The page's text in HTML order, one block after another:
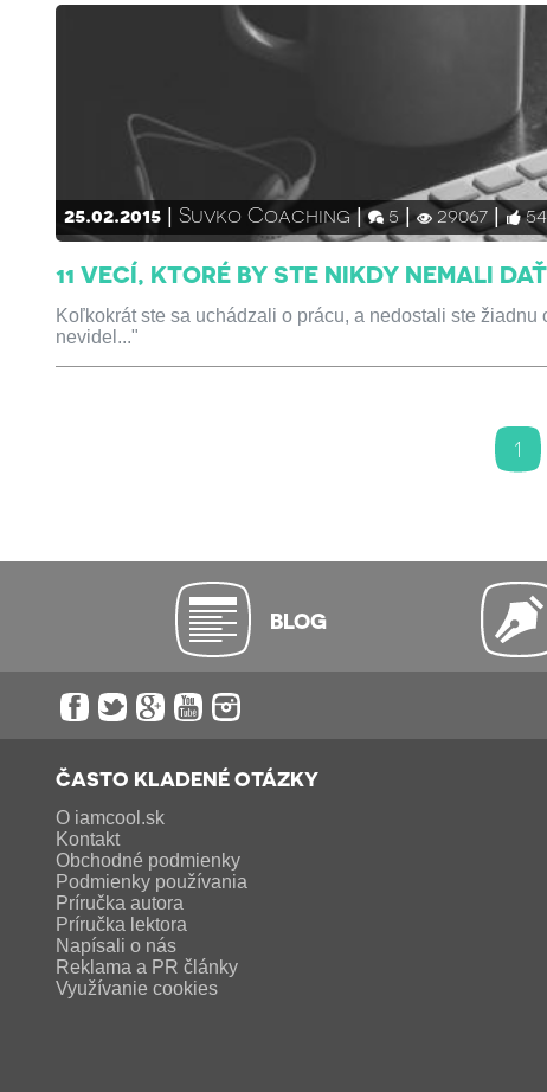
25.02.2015 Suvko Coaching 5 29067 54
11 VECÍ, KTORÉ BY STE NIKDY NEMALI
Koľkokrát ste sa uchádzali o prácu, a nedostali ste
nevidel..."
1
BLOG
ČASTO KLADENÉ OTÁZKY
O iamcool.sk
Kontakt
Obchodné podmienky
Podmienky používania
Príručka autora
Príručka lektora
Napísali o nás
Reklama a PR články
Využívanie cookies